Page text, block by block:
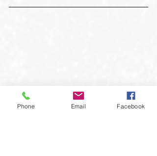
Phone Email Facebook